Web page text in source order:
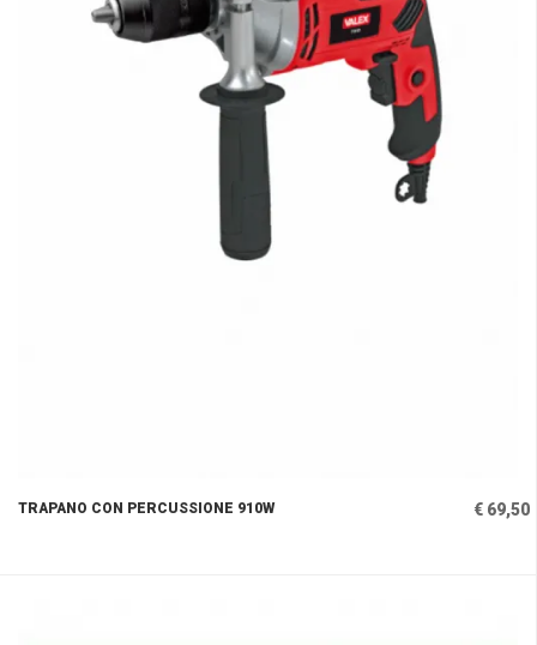
TRAPANO CON PERCUSSIONE 910W € 69,50